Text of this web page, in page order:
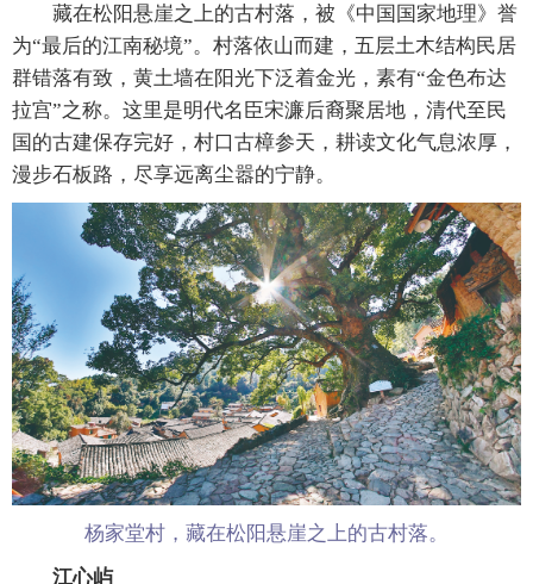
藏在松阳悬崖之上的古村落，被《中国国家地理》誉
为“最后的江南秘境”。村落依山而建，五层土木结构民居
群错落有致，黄土墙在阳光下泛着金光，素有“金色布达
拉宫”之称。这里是明代名臣宋濂后裔聚居地，清代至民
国的古建保存完好，村口古樟参天，耕读文化气息浓厚，
漫步石板路，尽享远离尘嚣的宁静。
杨家堂村，藏在松阳悬崖之上的古村落。
江心屿